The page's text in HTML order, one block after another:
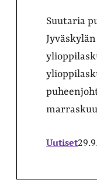
Suutaria
Uutiset